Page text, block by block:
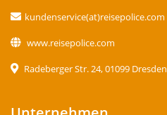
kundenservice(at)reisepolice.com
www.reisepolice.com
Radeberger Str. 24, 01099 Dresden